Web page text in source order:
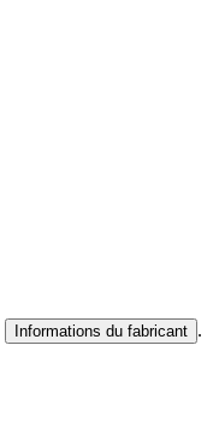
Informations du fabricant .